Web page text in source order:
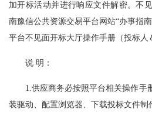
加开标活动并进行响应文件解密。不
南豫信公共资源交易平台网站“办事指
平台不见面开标大厅操作手册（投标人
说 明：
1.供应商务必按照平台相关操作手
装驱动、配置浏览器、下载投标文件制